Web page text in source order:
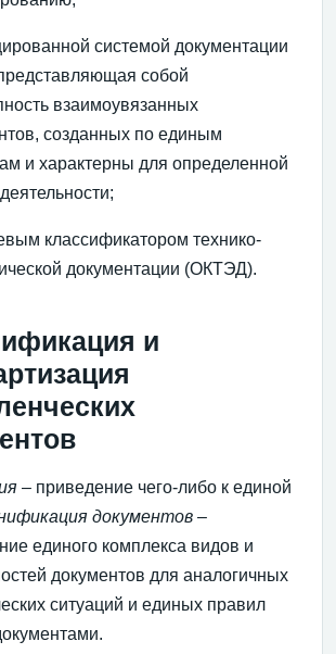
системой документации
собой
взаимоувязанных
созданных по единым
и характерны для определенной
классификатором технико-
документации (ОКТЭД).
и
– приведение чего-либо к единой
документов –
единого комплекса видов и
документов для аналогичных
ситуаций и единых правил